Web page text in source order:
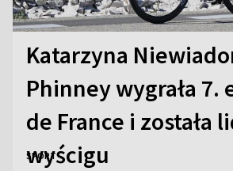
Katarzyna
Phinney wygrała 7.
de France i została
wyścigu
SPORT